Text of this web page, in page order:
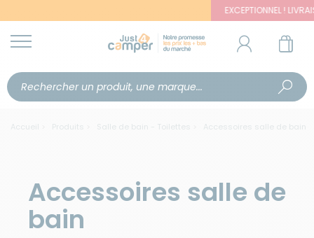
EXCEPTIONNEL ! LIVRAISON
Accueil Produits Salle de bain - Toilettes Accessoires salle de bain
Accessoires salle de
bain